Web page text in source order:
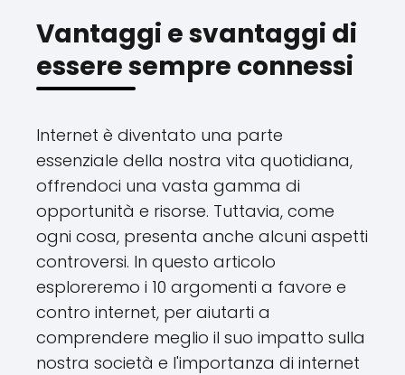
Vantaggi e svantaggi di
essere sempre connessi
Internet è diventato una parte
essenziale della nostra vita quotidiana,
offrendoci una vasta gamma di
opportunità e risorse. Tuttavia, come
ogni cosa, presenta anche alcuni aspetti
controversi. In questo articolo
esploreremo i 10 argomenti a favore e
contro internet, per aiutarti a
comprendere meglio il suo impatto sulla
nostra società e l'importanza di internet